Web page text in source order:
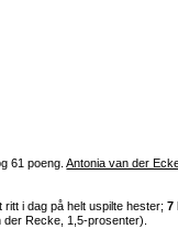
61 poeng.Antonia van der
ritt i dag på helt uspilte hester;7
Recke, 1,5-prosenter).